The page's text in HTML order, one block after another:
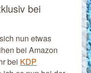
bei
nun etwas
bei Amazon
bei KDP